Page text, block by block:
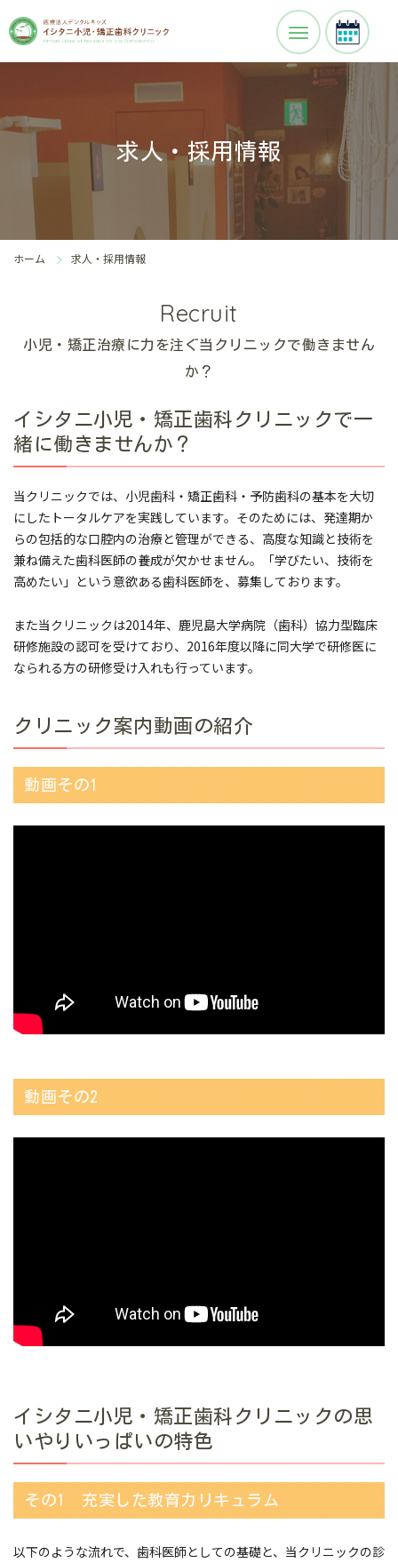
求人・採用情報
ホーム 求人・採用情報
Recruit
小児・矯正治療に力を注ぐ当クリニックで働きません
か？
イシタニ小児・矯正歯科クリニックで一
緒に働きませんか？
当クリニックでは、小児歯科・矯正歯科・予防歯科の基本を大切
にしたトータルケアを実践しています。そのためには、発達期か
らの包括的な口腔内の治療と管理ができる、高度な知識と技術を
兼ね備えた歯科医師の養成が欠かせません。「学びたい、技術を
高めたい」という意欲ある歯科医師を、募集しております。
また当クリニックは2014年、鹿児島大学病院（歯科）協力型臨床
研修施設の認可を受けており、2016年度以降に同大学で研修医に
なられる方の研修受け入れも行っています。
クリニック案内動画の紹介
動画その1
動画その2
イシタニ小児・矯正歯科クリニックの思
いやりいっぱいの特色
その1 充実した教育カリキュラム
以下のような流れで、歯科医師としての基礎と、当クリニックの診